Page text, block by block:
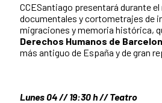
CCESantiago presentará durante
documentales y cortometrajes de
migraciones y memoria histórica,
Derechos Humanos de
más antiguo de España y de gran
Lunes 04 // 19:30 h // Teatro